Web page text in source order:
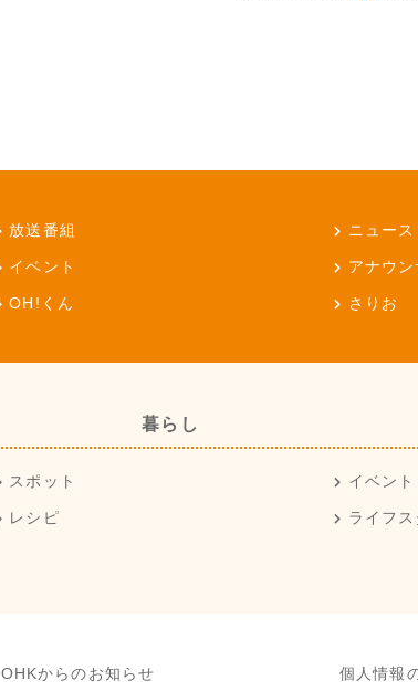
放送番組 ニュース
イベント アナウ
OH!くん さりお
暮らし
スポット イベント
レシピ ライフ
OHKからのお知らせ 個人情報